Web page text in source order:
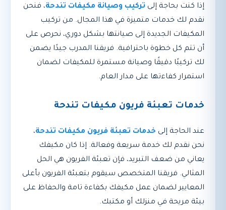
إذا كنت بحاجة إلى تركيب وصيانة مكيفات تندحة، فنحن
نقدم لك خدمات متميزة في هذا المجال. من تركيب
المكيفات الجديدة إلى صيانتها بشكل دوري، نحرص على
أن تتم كل خطوة باحترافية. فريقنا المدرب جيدًا يضمن
لك تركيبًا دقيقًا وصيانة مستمرة للمكيفات لضمان
استمرار كفاءتها على مدار العام.
خدمات تعبئة فريون مكيفات تندحة
عند الحاجة إلى خدمات تعبئة فريون مكيفات تندحة،
نحن نقدم لك خدمة سريعة وفعالة. إذا كان مكيفك
يعاني من ضعف التبريد، فإن تعبئة الفريون هي الحل
المثالي. فريقنا المتخصص سيقوم بتعبئة الفريون بأعلى
المعايير لضمان عمل مكيفك بكفاءة تامة والحفاظ على
بيئة مريحة في منزلك أو مكتبك.